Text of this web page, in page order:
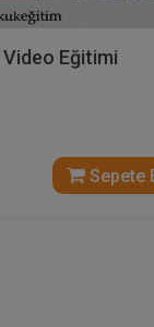
Eğitimi
Sepete